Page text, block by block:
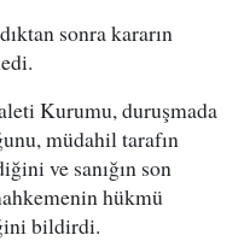
sonra kararın
Kurumu, duruşmada
müdahil tarafın
ve sanığın son
hükmü
bildirdi.